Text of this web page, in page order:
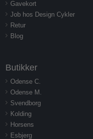
Gavekort
Job hos Design Cykler
Retur
Blog
Butikker
Odense C.
Odense M.
Svendborg
Kolding
Horsens
Esbjerg